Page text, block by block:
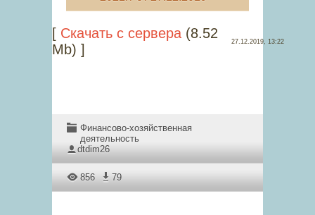
[ Скачать с сервера (8.52
Mb) ]
27.12.2019, 13:22
Финансово-хозяйственная
деятельность
dtdim26
856 79